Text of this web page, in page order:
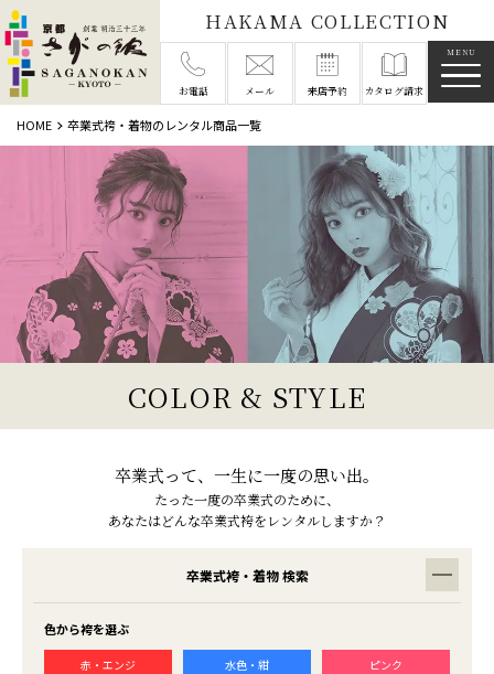
HAKAMA COLLECTION
お電話 メール 来店予約 カタログ請求
HOME 卒業式袴・着物のレンタル商品一覧
COLOR & STYLE
卒業式って、一生に一度の思い出。
たった一度の卒業式のために、
あなたはどんな卒業式袴をレンタルしますか？
卒業式袴・着物 検索
色から袴を選ぶ
赤・エンジ 水色・紺 ピンク
メニ